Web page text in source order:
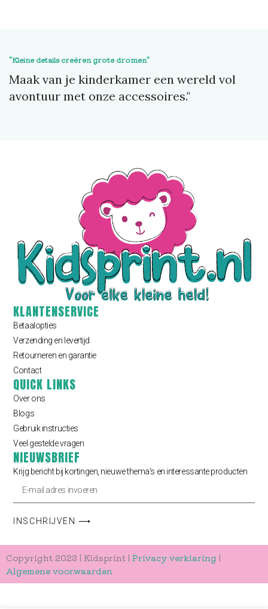
"Kleine details creëren grote dromen"
Maak van je kinderkamer een wereld vol
avontuur met onze accessoires."
KLANTENSERVICE
Betaalopties
Verzending en levertijd
Retourneren en garantie
Contact
QUICK LINKS
Over ons
Blogs
Gebruik instructies
Veel gestelde vragen
NIEUWSBRIEF
Krijg bericht bij kortingen, nieuwe thema’s en interessante producten
INSCHRIJVEN ⟶
Copyright 2023 | Kidsprint | Privacy verklaring |
Algemene voorwaarden